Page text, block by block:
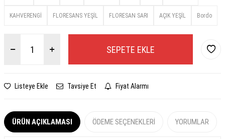
KAHVERENGİ FLORESANS YEŞİL FLORESAN SARI AÇIK YEŞİL Bordo
SEPETE EKLE
Listeye Ekle Tavsiye Et Fiyat Alarmı
ÜRÜN AÇIKLAMASI ÖDEME SEÇENEKLERI YORUMLAR